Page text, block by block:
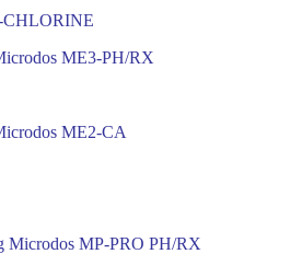
ME3-PH/RX
ME2-CA
Microdos MP-PRO PH/RX